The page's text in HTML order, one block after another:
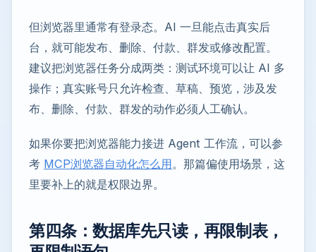
但浏览器里通常有登录态。AI 一旦能点击真实后
台，就可能发布、删除、付款、群发或修改配置。
建议把浏览器任务分成两类：测试环境可以让 AI 多
操作；真实账号只允许检查、草稿、预览，涉及发
布、删除、付款、群发的动作必须人工确认。
如果你要把浏览器能力接进 Agent 工作流，可以参
考 MCP浏览器自动化怎么用。那篇偏使用场景，这
里要补上的就是权限边界。
第四条：数据库先只读，再限制表，